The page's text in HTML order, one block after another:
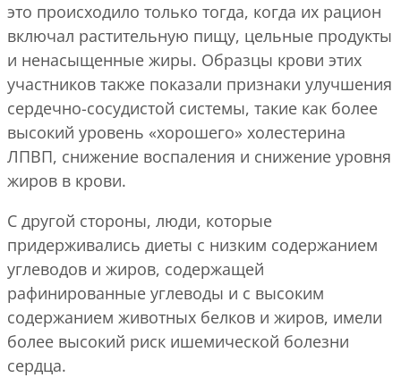
это происходило только тогда, когда их рацион
включал растительную пищу, цельные продукты
и ненасыщенные жиры. Образцы крови этих
участников также показали признаки улучшения
сердечно-сосудистой системы, такие как более
высокий уровень «хорошего» холестерина
ЛПВП, снижение воспаления и снижение уровня
жиров в крови.
С другой стороны, люди, которые
придерживались диеты с низким содержанием
углеводов и жиров, содержащей
рафинированные углеводы и с высоким
содержанием животных белков и жиров, имели
более высокий риск ишемической болезни
сердца.